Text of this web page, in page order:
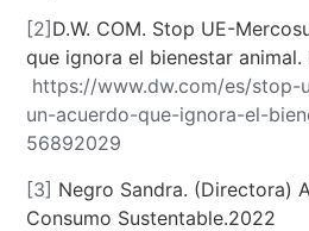
[2] D.W. COM. Stop UE-
que ignora el bienestar
https://www.dw.com/es/stop-
un-acuerdo-que-ignora-el-
56892029
[3] Negro Sandra. (Directora)
Consumo Sustentable.2022